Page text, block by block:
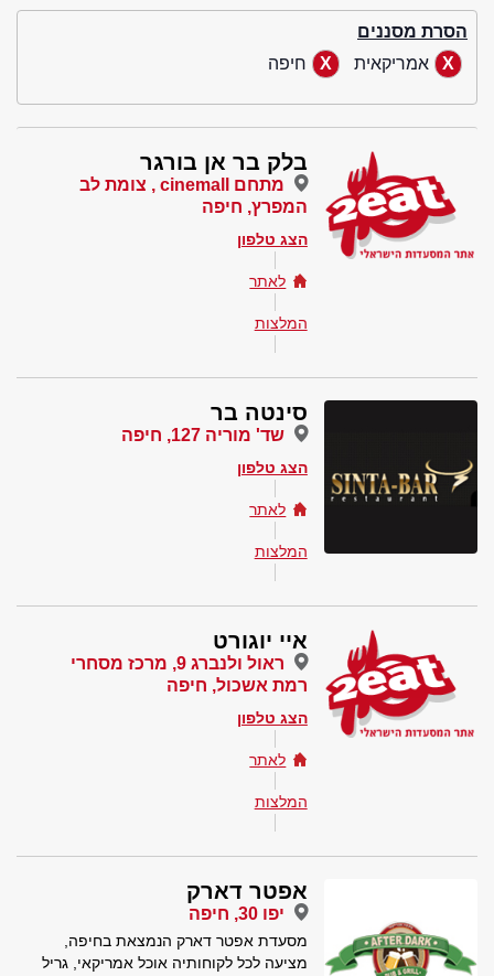
הסרת מסננים
אמריקאית
חיפה
בלק בר אן בורגר
מתחם cinemall , צומת לב
המפרץ, חיפה
הצג טלפון
לאתר
המלצות
סינטה בר
שד' מוריה 127, חיפה
הצג טלפון
לאתר
המלצות
איי יוגורט
ראול ולנברג 9, מרכז מסחרי
רמת אשכול, חיפה
הצג טלפון
לאתר
המלצות
אפטר דארק
יפו 30, חיפה
מסעדת אפטר דארק הנמצאת בחיפה,
מציעה לכל לקוחותיה אוכל אמריקאי, גריל